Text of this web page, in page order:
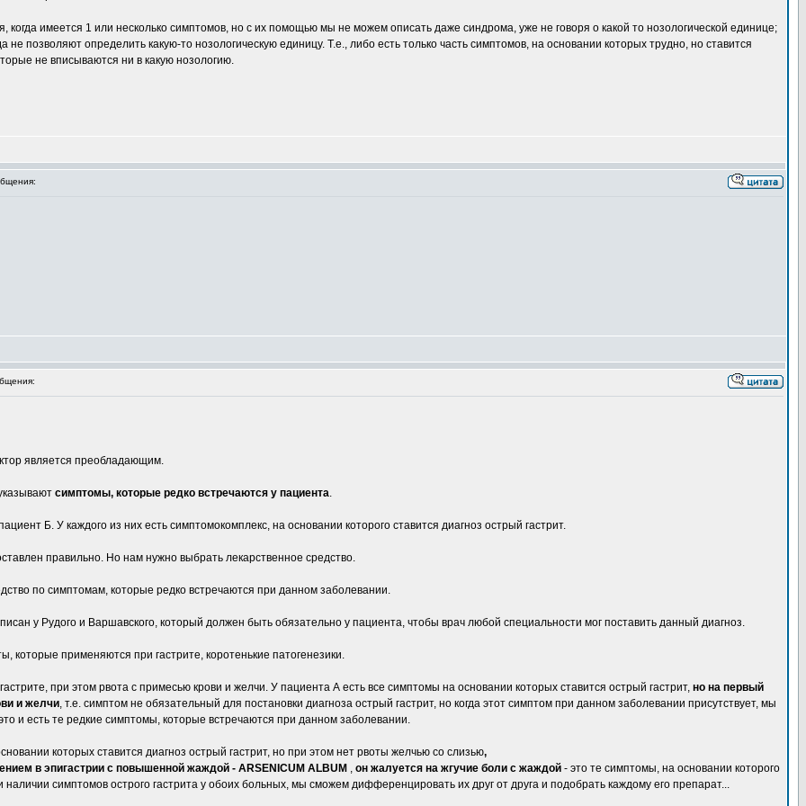
когда имеется 1 или несколько симптомов, но с их помощью мы не можем описать даже синдрома, уже не говоря о какой то нозологической единице;
позволяют определить какую-то нозологическую единицу. Т.е., либо есть только часть симптомов, на основании которых трудно, но ставится
не вписываются ни в какую нозологию.
является преобладающим.
симптомы, которые редко встречаются у пациента.
Б. У каждого из них есть симптомокомплекс, на основании которого ставится диагноз острый гастрит.
правильно. Но нам нужно выбрать лекарственное средство.
по симптомам, которые редко встречаются при данном заболевании.
у Рудого и Варшавского, который должен быть обязательно у пациента, чтобы врач любой специальности мог поставить данный диагноз.
применяются при гастрите, коротенькие патогенезики.
при этом рвота с примесью крови и желчи. У пациента А есть все симптомы на основании которых ставится острый гастрит, но на первый
и желчи, т.е. симптом не обязательный для постановки диагноза острый гастрит, но когда этот симптом при данном заболевании присутствует, мы
и есть те редкие симптомы, которые встречаются при данном заболевании.
которых ставится диагноз острый гастрит, но при этом нет рвоты желчью со слизью,
в эпигастрии с повышенной жаждой - ARSENICUM ALBUM , он жалуется на жгучие боли с жаждой - это те симптомы, на основании которого
симптомов острого гастрита у обоих больных, мы сможем дифференцировать их друг от друга и подобрать каждому его препарат...